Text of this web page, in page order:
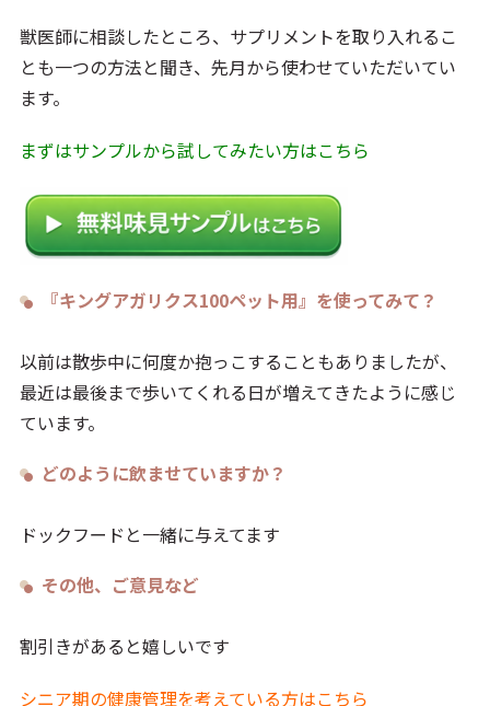
獣医師に相談したところ、サプリメントを取り入れるこ
とも一つの方法と聞き、先月から使わせていただいてい
ます。
まずはサンプルから試してみたい方はこちら
『キングアガリクス100ペット用』を使ってみて？
以前は散歩中に何度か抱っこすることもありましたが、
最近は最後まで歩いてくれる日が増えてきたように感じ
ています。
どのように飲ませていますか？
ドックフードと一緒に与えてます
その他、ご意見など
割引きがあると嬉しいです
シニア期の健康管理を考えている方はこちら